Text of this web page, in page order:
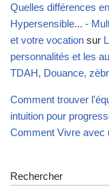
Quelles différences
Hypersensible... -
et votre vocation sur
personnalités et les
TDAH, Douance,
Comment trouver
intuition pour
Comment Vivre avec
Rechercher